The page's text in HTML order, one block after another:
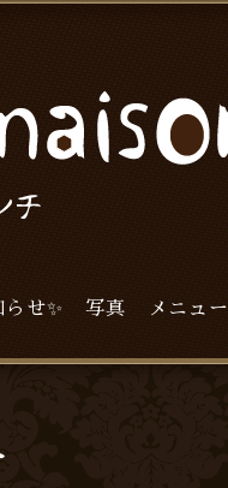
らせ✨ 写真 メニュー